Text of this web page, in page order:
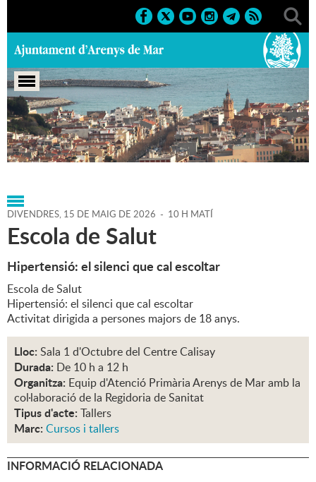
Portada > Agenda > 15-05-
2026 > Marcs > Culturals > 2026 > Cursos i tallers
DIVENDRES, 15 DE MAIG DE 2026 - 10 H MATÍ
Escola de Salut
Hipertensió: el silenci que cal escoltar
Escola de Salut
Hipertensió: el silenci que cal escoltar
Activitat dirigida a persones majors de 18 anys.
Lloc: Sala 1 d'Octubre del Centre Calisay
Durada: De 10 h a 12 h
Organitza: Equip d'Atenció Primària Arenys de Mar amb la
col·laboració de la Regidoria de Sanitat
Tipus d'acte: Tallers
Marc: Cursos i tallers
INFORMACIÓ RELACIONADA